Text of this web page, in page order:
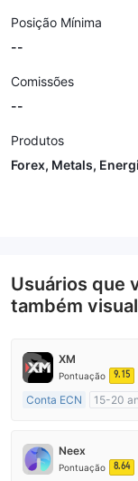
Posição Mínima
--
Comissões
--
Produtos
Forex, Metals,
Usuários que
também
XM
Pontuação 9.15
Conta ECN
15-20
Market Marketing
Etiqueta principal MT4
Neex
Pontuação 8.64